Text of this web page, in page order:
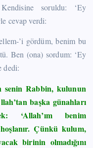
soruldu: ‘Ey
cevap verdi:
’i gördüm, benim bu
Ben (ona) sordum: ‘Ey
dedi:
senin Rabbin, kulunun
başka günahları
‘Allah’ım benim
hoşlanır. Çünkü kulum,
birinin olmadığını